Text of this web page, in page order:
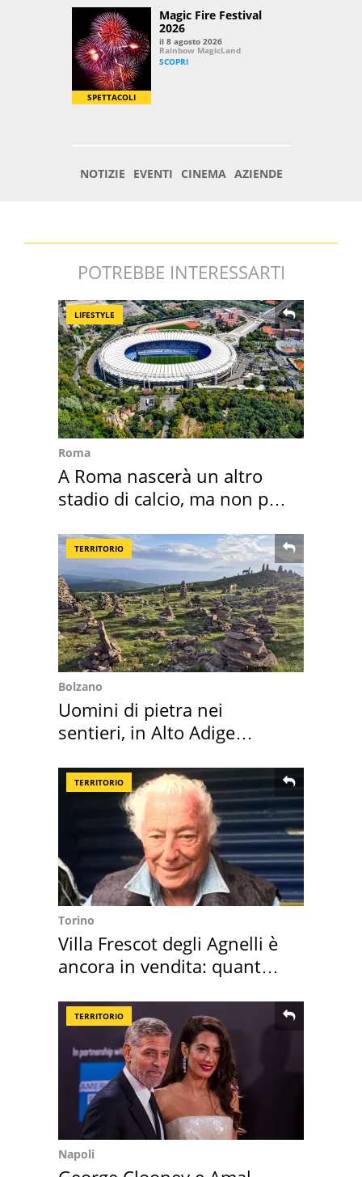
POTREBBE INTERESSARTI
LIFESTYLE
Roma
A Roma nascerà un altro
stadio di calcio, ma non per
TERRITORIO
Bolzano
Uomini di pietra nei
sentieri, in Alto Adige
TERRITORIO
Torino
Villa Frescot degli Agnelli è
ancora in vendita: quanto
TERRITORIO
Napoli